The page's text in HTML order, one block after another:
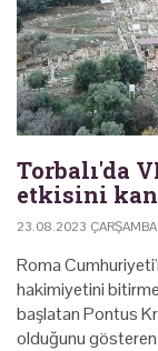
Torbalı'da
etkisini
23.08.2023
Roma
hakimiyetini
başlatan Pontus
olduğunu